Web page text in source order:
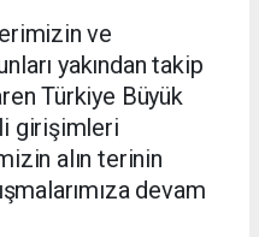
ve
yakından takip
Türkiye Büyük
girişimleri
alın terinin
devam